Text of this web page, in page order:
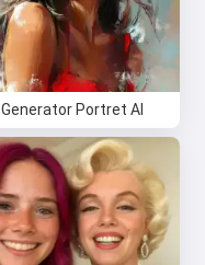
Generator Portret AI